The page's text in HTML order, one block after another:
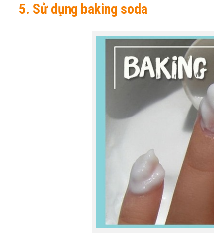
5. Sử dụng baking soda